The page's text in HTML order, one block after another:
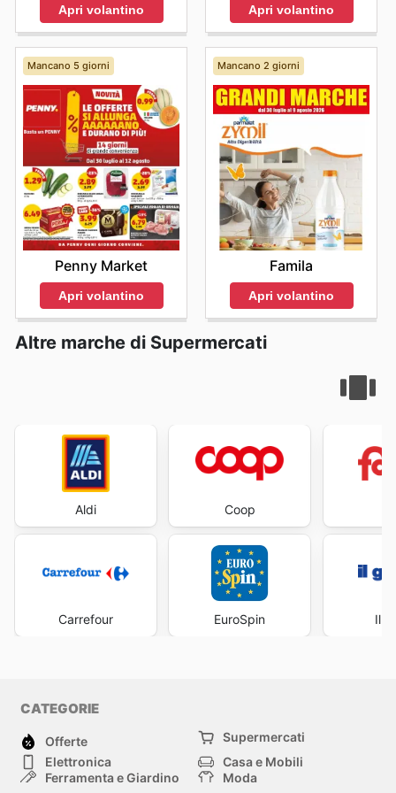
ogni famiglia italiana. Stay up to date with Migross
Supermercati 's weekly ads and enjoy exclusive savings
every day.
Apri volantino Apri volantino
Mancano 5 giorni
Penny Market
Apri volantino
Mancano 2 giorni
Famila
Apri volantino
Altre marche di Supermercati
Aldi
Carrefour
Coop
EuroSpin Il
CATEGORIE
Offerte
Supermercati
Elettronica
Casa e Mobili
Ferramenta e Giardino
Moda